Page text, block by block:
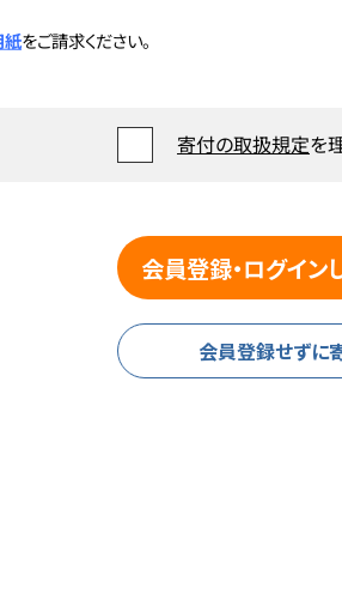
紙をご請求ください。
寄付の取扱規定を
会員登録・ログイン
会員登録せずに